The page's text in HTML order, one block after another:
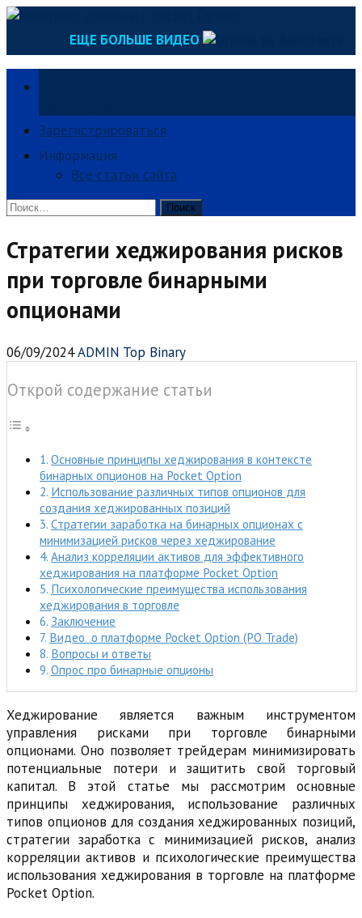
Skip
ЕЩЕ БОЛЬШЕ ВИДЕО
Зарегистрироваться
Информация
Все статьи сайта
Найти:
Стратегии хеджирования рисков
при торговле бинарными
опционами
06/09/2024ADMIN Top Binary
Открой содержание статьи
Основные принципы хеджирования в контексте
бинарных опционов на Pocket Option
Использование различных типов опционов для
создания хеджированных позиций
Стратегии заработка на бинарных опционах с
минимизацией рисков через хеджирование
Анализ корреляции активов для эффективного
хеджирования на платформе Pocket Option
Психологические преимущества использования
хеджирования в торговле
Заключение
Видео о платформе Pocket Option (PO Trade)
Вопросы и ответы
Опрос про бинарные опционы
Хеджирование является важным инструментом
управления рисками при торговле бинарными
опционами. Оно позволяет трейдерам минимизировать
потенциальные потери и защитить свой торговый
капитал. В этой статье мы рассмотрим основные
принципы хеджирования, использование различных
типов опционов для создания хеджированных позиций,
стратегии заработка с минимизацией рисков, анализ
корреляции активов и психологические преимущества
использования хеджирования в торговле на платформе
Pocket Option.